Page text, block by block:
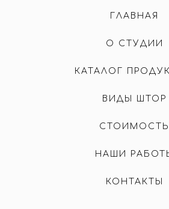
ГЛАВНАЯ
О СТУДИИ
КАТАЛОГ
ВИДЫ ШТОР
СТОИМОСТЬ
НАШИ
КОНТАКТЫ